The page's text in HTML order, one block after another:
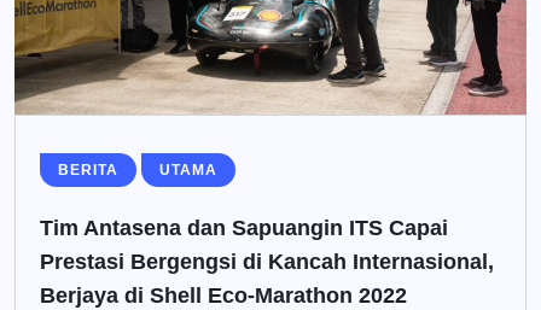
BERITA UTAMA
Tim Antasena dan Sapuangin ITS Capai
Prestasi Bergengsi di Kancah Internasional,
Berjaya di Shell Eco-Marathon 2022